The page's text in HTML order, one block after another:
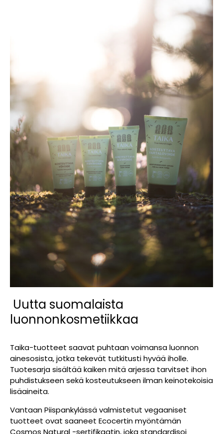
Uutta suomalaista
luonnonkosmetiikkaa
Taika-tuotteet saavat puhtaan voimansa luonnon
ainesosista, jotka tekevät tutkitusti hyvää iholle.
Tuotesarja sisältää kaiken mitä arjessa tarvitset ihon
puhdistukseen sekä kosteutukseen ilman keinotekoisia
lisäaineita.
Vantaan Piispankylässä valmistetut vegaaniset
tuotteet ovat saaneet Ecocertin myöntämän